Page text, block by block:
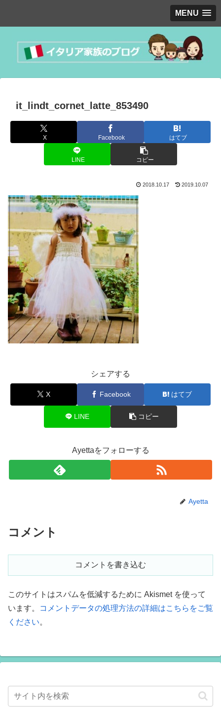
MENU
it_lindt_cornet_latte_853490
X Facebook はてブ
LINE コピー
2018.10.17 2019.10.07
シェアする
X Facebook はてブ
LINE コピー
Ayettaをフォローする
Ayetta
コメント
コメントを書き込む
このサイトはスパムを低減するために Akismet を使って
います。
コメントデータの処理方法の詳細はこちらをご覧
ください。